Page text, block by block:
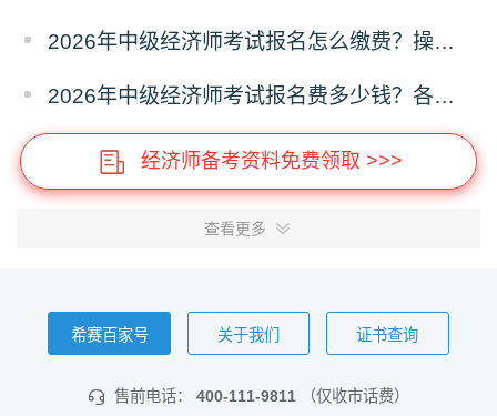
2026年中级经济师考试报名怎么缴费？操作指南
2026年中级经济师考试报名费多少钱？各省收费标准
经济师备考资料免费领取 >>>
查看更多
希赛百家号 关于我们 证书查询
售前电话： 400-111-9811 （仅收市话费）